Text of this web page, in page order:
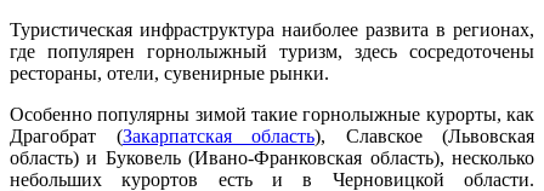
Туристическая инфраструктура наиболее развита в регионах,
где популярен горнолыжный туризм, здесь сосредоточены
рестораны, отели, сувенирные рынки.
Особенно популярны зимой такие горнолыжные курорты, как
Драгобрат (Закарпатская область), Славское (Львовская
область) и Буковель (Ивано-Франковская область), несколько
небольших курортов есть и в Черновицкой области.